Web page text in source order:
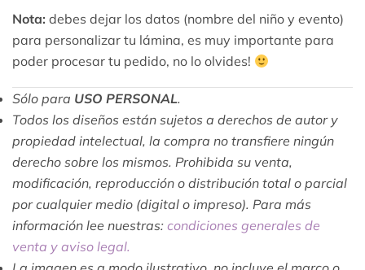
Nota: debes dejar los datos (nombre del niño y evento)
para personalizar tu lámina, es muy importante para
poder procesar tu pedido, no lo olvides!
Sólo para USO PERSONAL.
Todos los diseños están sujetos a derechos de autor y
propiedad intelectual, la compra no transfiere ningún
derecho sobre los mismos. Prohibida su venta,
modificación, reproducción o distribución total o parcial
por cualquier medio (digital o impreso). Para más
información lee nuestras: condiciones generales de
venta y aviso legal.